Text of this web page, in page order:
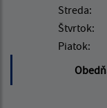
Streda:
Štvrtok:
Piatok: